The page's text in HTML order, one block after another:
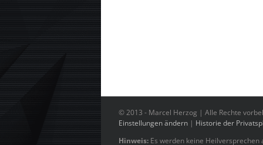
© 2013 - Marcel Herzog | Alle Rechte
Einstellungen ändern | Historie der
Hinweis: Es werden keine